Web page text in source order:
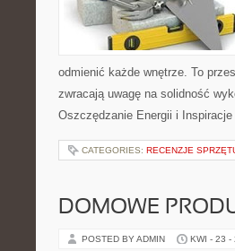
odmienić każde wnętrze. To
zwracają uwagę na solidność
Oszczędzanie Energii i
CATEGORIES: RECENZJE
DOMOWE
POSTED BY ADMIN KWI - 23 -